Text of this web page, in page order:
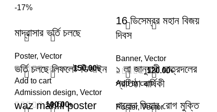
-17%
মাদ্রাসার ভর্তি চলছে
Poster, Vector
180.00৳ 150.00৳
Add to cart
16 ডিসেম্বর মহান বিজয়
দিবস
Banner, Vector
120.00৳
Add to cart
ভর্তি চলছে লিফলেট ডিজাইন
Admission design, Vector
100.00৳
১ লা জানুয়ারী ছাত্রদলের
প্রতিষ্ঠা বার্ষিকী
Poster, Vector
waz mahfil poster
খালেদা জিয়ার রোগ মুক্তি